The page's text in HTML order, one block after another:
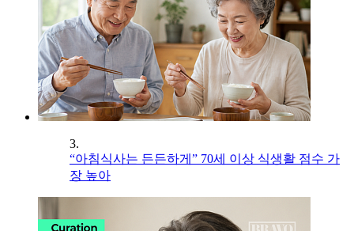
3.
“아침식사는 든든하게” 70세 이상 식생활 점수 가
장 높아